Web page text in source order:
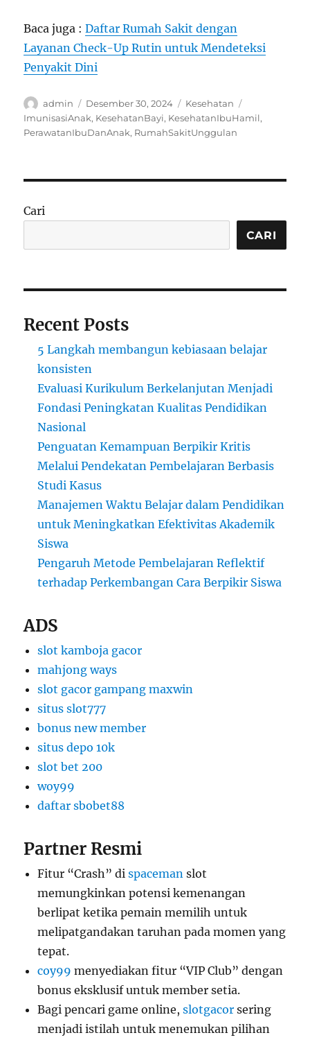
Baca juga :Daftar Rumah Sakit dengan
Layanan Check-Up Rutin untuk Mendeteksi
Penyakit Dini
Author
admin
Posted
on
Desember 30, 2024 Categories
Kesehatan
ImunisasiAnak, KesehatanBayi, KesehatanIbuHamil,
PerawatanIbuDanAnak, RumahSakitUnggulan
Cari
CARI
Recent Posts
5 Langkah membangun kebiasaan belajar
konsisten
Evaluasi Kurikulum Berkelanjutan Menjadi
Fondasi Peningkatan Kualitas Pendidikan
Nasional
Penguatan Kemampuan Berpikir Kritis
Melalui Pendekatan Pembelajaran Berbasis
Studi Kasus
Manajemen Waktu Belajar dalam Pendidikan
untuk Meningkatkan Efektivitas Akademik
Siswa
Pengaruh Metode Pembelajaran Reflektif
terhadap Perkembangan Cara Berpikir Siswa
ADS
slot kamboja gacor
mahjong ways
slot gacor gampang maxwin
situs slot777
bonus new member
situs depo 10k
slot bet 200
woy99
daftar sbobet88
Partner Resmi
Fitur “Crash” dispaceman slot
memungkinkan potensi kemenangan
berlipat ketika pemain memilih untuk
melipatgandakan taruhan pada momen yang
tepat.
coy99 menyediakan fitur “VIP Club” dengan
bonus eksklusif untuk member setia.
Bagi pencari game online,slotgacorsering
menjadi istilah untuk menemukan pilihan